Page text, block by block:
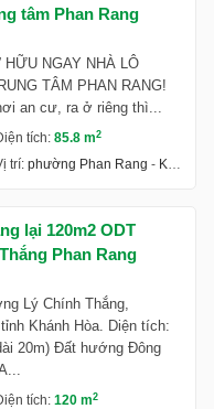
tâm Phan Rang
NGAY NHÀ LÔ
TÂM PHAN RANG!
an cư, ra ở riêng thì...
tích: 85.8 m2
trí: phường Phan Rang - Khánh Hoà
lại 120m2 ODT
Phan Rang
Lý Chính Thắng,
Khánh Hòa. Diện tích:
20m) Đất hướng Đông
tích: 120 m2